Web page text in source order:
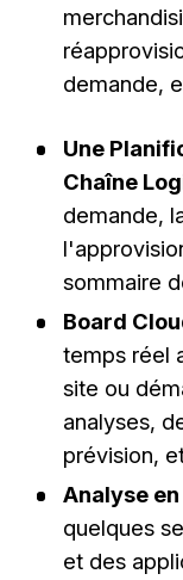
demande,
Une
Chaîne
demande,
sommaire
Board
temps réel
site ou
analyses,
prévision,
Analyse
quelques
et des